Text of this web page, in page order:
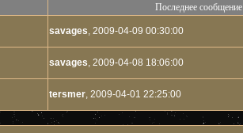
Последнее сообщение
savages, 2009-04-09 00:30:00
savages, 2009-04-08 18:06:00
tersmer, 2009-04-01 22:25:00